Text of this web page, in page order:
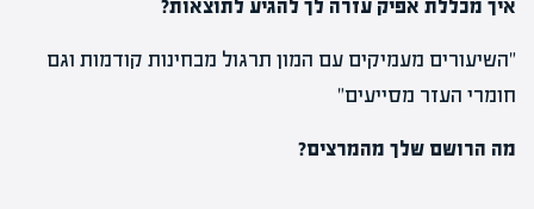
איך מכללת אפיק עזרה לך להגיע לתוצאות?
"השיעורים מעמיקים עם המון תרגול מבחינות קודמות וגם
חומרי העזר מסייעים"
מה הרושם שלך מהמרצים?